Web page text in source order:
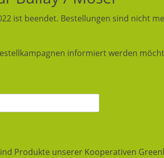
ist beendet. Bestellungen sind nicht
informiert werden
Produkte unserer Kooperativen